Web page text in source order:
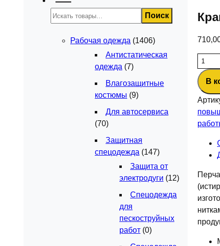
Краги
Т-34
серые
без
В
Поиск Поиск
Рабочая одежда (1406)
Антистатическая
одежда (7)
Влагозащитные
костюмы (9)
Для автосервиса
(70)
Защитная
спецодежда (147)
Защита от
электродуги (12)
Спецодежда
для
пескоструйных
работ (0)